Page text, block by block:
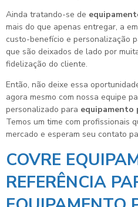
Ainda tratando-se de
mais do que apenas entregar, a
custo-benefício e personalização
que são deixados de lado por
fidelização do cliente.
Então, não deixe essa
agora mesmo com nossa equipe
personalizado para equipamento
Temos um time com profissionais
mercado e esperam seu contato
COVRE
REFERÊNCIA